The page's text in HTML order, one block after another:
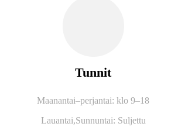
Tunnit
Maanantai–perjantai: klo 9–18
Lauantai,Sunnuntai: Suljettu